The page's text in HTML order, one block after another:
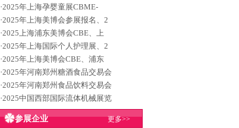
·2025年上海孕婴童展CBME-
·2025年上海美博会参展报名、2
·2025上海浦东美博会CBE、上
·2025年上海国际个人护理展、2
·2025年上海美博会CBE、浦东
·2025年河南郑州糖酒食品交易会
·2025年河南郑州食品饮料交易会
·2025中国西部国际流体机械展览
参展企业 更多>>